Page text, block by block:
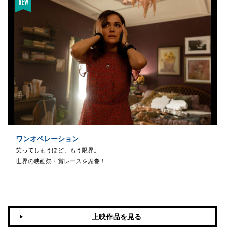
ワンオペレーション
笑ってしまうほど、もう限界。
世界の映画祭・賞レースを席巻！
上映作品を見る